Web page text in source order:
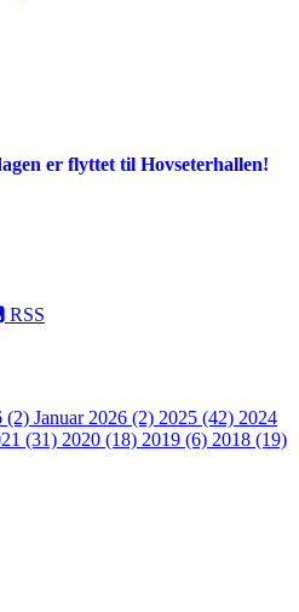
er flyttet til Hovseterhallen!
RSS
(2) Januar 2026 (2) 2025 (42) 2024
(31) 2020 (18) 2019 (6) 2018 (19)